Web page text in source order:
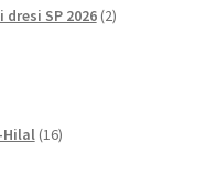
SP 2026 2izdelka
Hilal 16izdelkov